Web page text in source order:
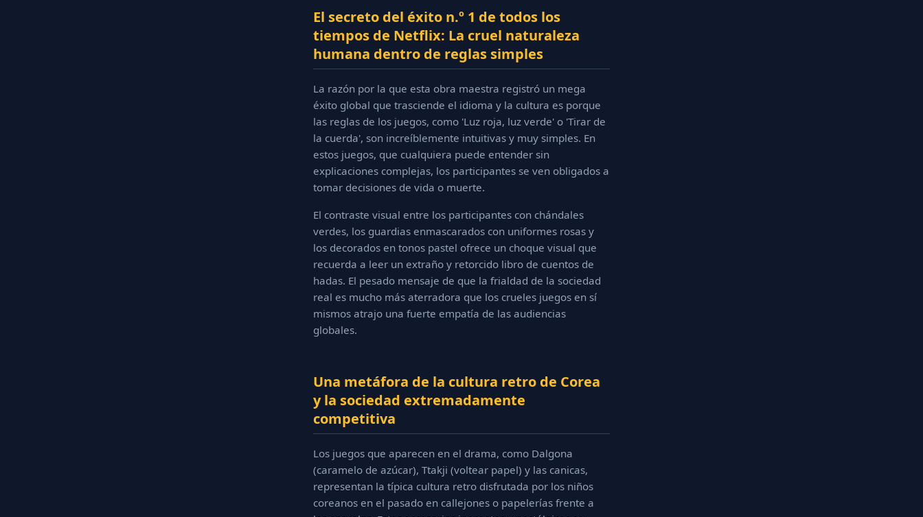
El secreto del éxito n.º 1 de todos los
tiempos de Netflix: La cruel naturaleza
humana dentro de reglas simples
La razón por la que esta obra maestra registró un mega
éxito global que trasciende el idioma y la cultura es porque
las reglas de los juegos, como 'Luz roja, luz verde' o 'Tirar de
la cuerda', son increíblemente intuitivas y muy simples. En
estos juegos, que cualquiera puede entender sin
explicaciones complejas, los participantes se ven obligados a
tomar decisiones de vida o muerte.
El contraste visual entre los participantes con chándales
verdes, los guardias enmascarados con uniformes rosas y
los decorados en tonos pastel ofrece un choque visual que
recuerda a leer un extraño y retorcido libro de cuentos de
hadas. El pesado mensaje de que la frialdad de la sociedad
real es mucho más aterradora que los crueles juegos en sí
mismos atrajo una fuerte empatía de las audiencias
globales.
Una metáfora de la cultura retro de Corea
y la sociedad extremadamente
competitiva
Los juegos que aparecen en el drama, como Dalgona
(caramelo de azúcar), Ttakji (voltear papel) y las canicas,
representan la típica cultura retro disfrutada por los niños
coreanos en el pasado en callejones o papelerías frente a